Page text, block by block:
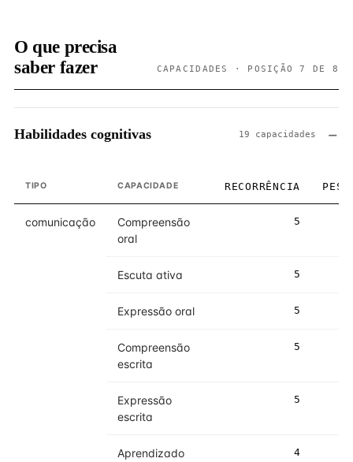
O que precisa
saber fazer
CAPACIDADES · POSIÇÃO 7 DE 8
Habilidades cognitivas 19 capacidades
TIPO CAPACIDADE RECORRÊNCIA PESO
comunicação
Compreensão
oral
5
Escuta ativa 5
Expressão oral 5
Compreensão
escrita
5
Expressão
escrita
5
Aprendizado
4